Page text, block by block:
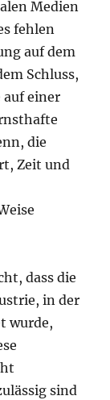
Medien
fehlen
auf dem
Schluss,
auf einer
die
Zeit und
dass die
in der
wurde,
sind